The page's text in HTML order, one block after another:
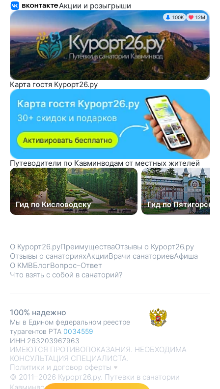
Акции и розыгрыши
100K 12М
Карта гостя Курорт26.ру
Путеводители по Кавминводам от местных жителей
Гид по Кисловодску Гид по Пятигорску
О Курорт26.руПреимуществаОтзывы о Курорт26.ру
Отзывы о санаторияхАкцииВрачи санаториевАфиша
О КМВБлогВопрос–Ответ
Что взять с собой в санаторий?
ИМЕЮТСЯ ПРОТИВОПОКАЗАНИЯ. НЕОБХОДИМА
КОНСУЛЬТАЦИЯ СПЕЦИАЛИСТА.
Политики и договор оферты
© 2011–2026 Курорт26.ру. Путевки в санатории
Кавминвод
100% надежно
Мы в Едином федеральном реестре
турагентов РТА 0034559
ИНН 263203967963